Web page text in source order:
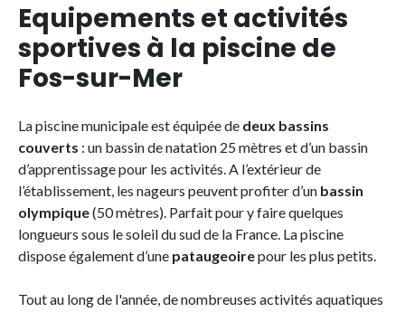
Equipements et activités
sportives à la piscine de
Fos-sur-Mer
La piscine municipale est équipée de deux bassins
couverts : un bassin de natation 25 mètres et d’un bassin
d’apprentissage pour les activités. A l’extérieur de
l’établissement, les nageurs peuvent profiter d’un bassin
olympique(50 mètres). Parfait pour y faire quelques
longueurs sous le soleil du sud de la France. La piscine
dispose également d’une pataugeoirepour les plus petits.
Tout au long de l'année, de nombreuses activités aquatiques